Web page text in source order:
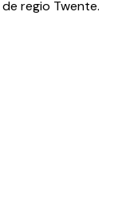
regio Twente.